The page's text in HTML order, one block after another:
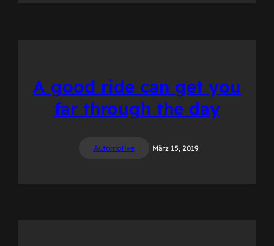
A good ride can get you
far through the day
Automotive März 15, 2019